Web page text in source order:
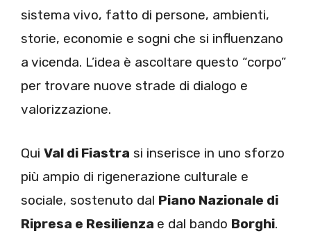
sistema vivo, fatto di persone, ambienti,
storie, economie e sogni che si influenzano
a vicenda. L’idea è ascoltare questo “corpo”
per trovare nuove strade di dialogo e
valorizzazione.
Qui Val di Fiastra si inserisce in uno sforzo
più ampio di rigenerazione culturale e
sociale, sostenuto dal Piano Nazionale di
Ripresa e Resilienza e dal bando Borghi.